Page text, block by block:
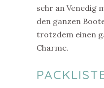
sehr an Venedig
den ganzen
trotzdem einen
Charme.